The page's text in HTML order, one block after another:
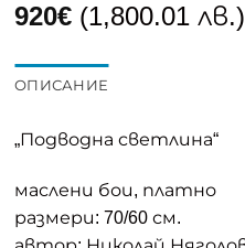
920€ (1,800.01 лв.)
ОПИСАНИЕ
„Подводна светлина“
маслени бои, платно
размери: 70/60 см.